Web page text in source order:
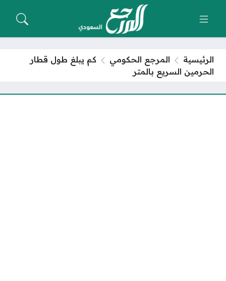
الرئيسية المرجع الحكومي
كم يبلغ طول قطار
الحرمين السريع بالمتر